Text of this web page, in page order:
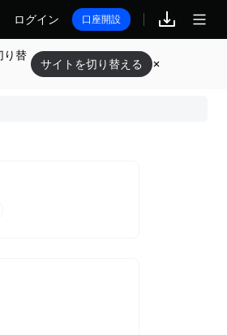
ログイン 口座開設
り替
サイトを切り替える